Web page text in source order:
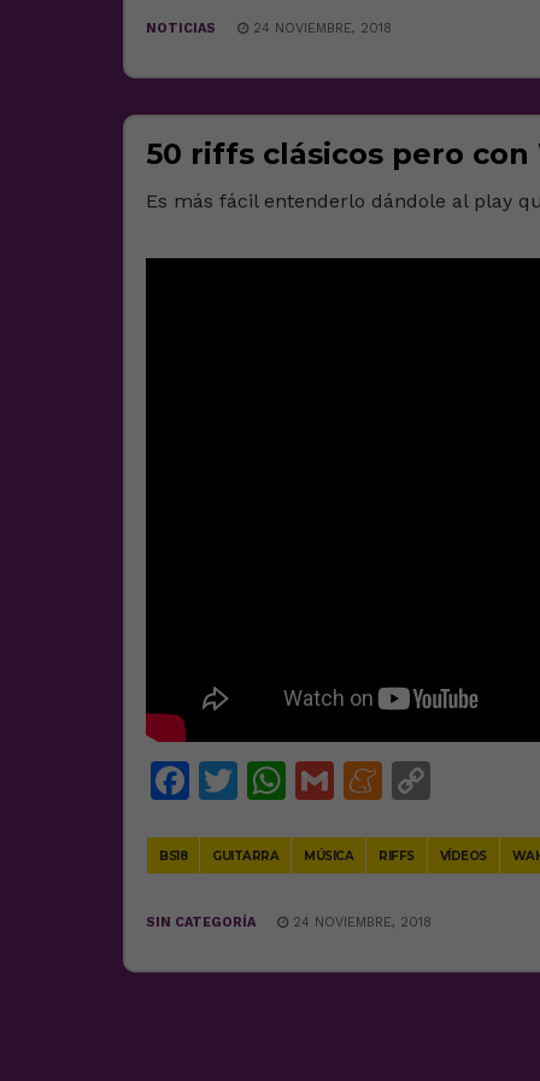
NOTICIAS 24 NOVIEMBRE, 2018
50 riffs clásicos pero con
Es más fácil entenderlo dándole al play
Facebook
Twitter
WhatsApp
GmailMeneame
BS18 GUITARRA MÚSICA RIFFS VÍDEOS
SIN CATEGORÍA 24 NOVIEMBRE, 2018